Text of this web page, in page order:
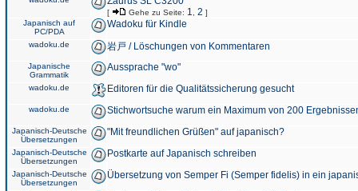
[ Gehe zu Seite: 1 2 ]
Japanisch auf
PC/PDA
Wadoku für Kindle
wadoku.de 岩戸 / Löschungen von Kommentaren
Japanische
Grammatik
Aussprache "wo"
wadoku.de Editoren für die Qualitätssicherung gesucht
wadoku.de Stichwortsuche warum ein Maximum von 200
Japanisch-Deutsche
Übersetzungen
"Mit freundlichen Grüßen" auf japanisch?
Japanisch-Deutsche
Übersetzungen
Postkarte auf Japanisch schreiben
Japanisch-Deutsche
Übersetzungen
Übersetzung von Semper Fi (Semper fidelis) in ein